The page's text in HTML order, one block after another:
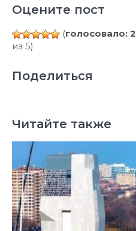
Оцените пост
(голосовало: 2
из 5)
Поделиться
Читайте также